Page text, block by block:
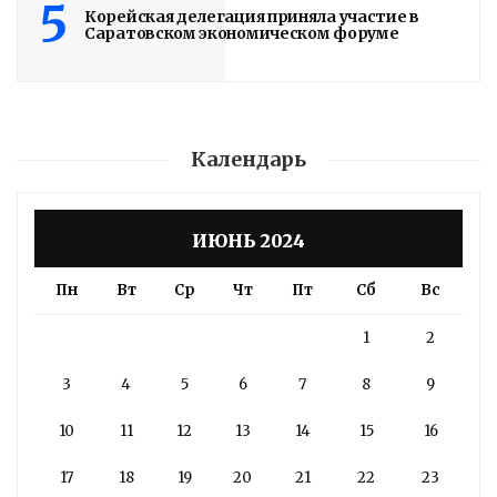
5
Корейская делегация приняла участие в
Саратовском экономическом форуме
Календарь
ИЮНЬ 2024
Пн Вт Ср Чт Пт Сб Вс
1 2
3 4 5 6 7 8 9
10 11 12 13 14 15 16
17 18 19 20 21 22 23